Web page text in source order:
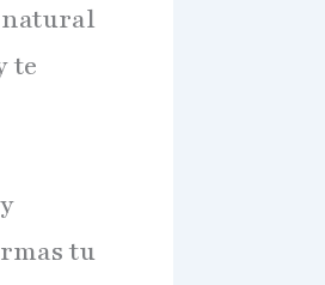
natural
te
tu